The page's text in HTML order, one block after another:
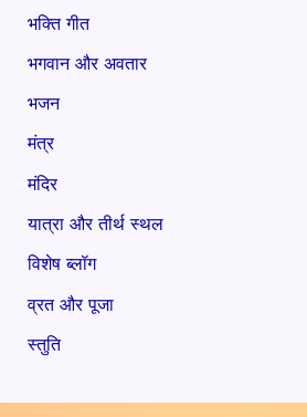
भक्ति गीत
भगवान और अवतार
भजन
मंत्र
मंदिर
यात्रा और तीर्थ स्थल
विशेष ब्लॉग
व्रत और पूजा
स्तुति